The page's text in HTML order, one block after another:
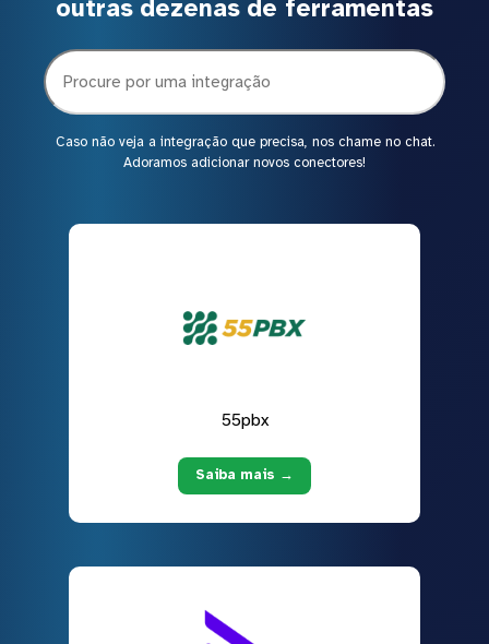
outras dezenas de ferramentas
Caso não veja a integração que precisa, nos chame no chat.
Adoramos adicionar novos conectores!
55pbx
Saiba mais →